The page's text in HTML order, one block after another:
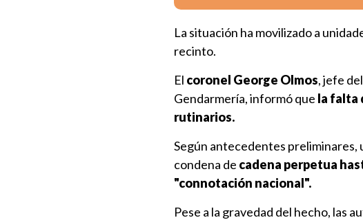
La situación ha movilizado a
recinto.
El coronel George Olmos, jefe
Gendarmería, informó que la falta
rutinarios.
Según antecedentes preliminares,
condena de cadena perpetua
"connotación nacional".
Pese a la gravedad del hecho, las